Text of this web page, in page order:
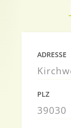
ADRESSE
PLZ
39030